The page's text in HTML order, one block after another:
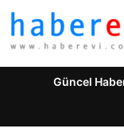
Güncel